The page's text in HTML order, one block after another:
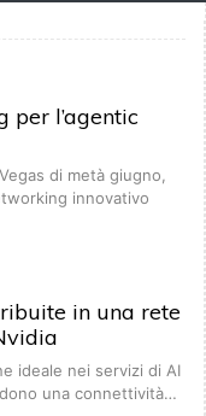
per l’agentic
di metà giugno,
innovativo
in una rete
ideale nei servizi di AI
una connettività…